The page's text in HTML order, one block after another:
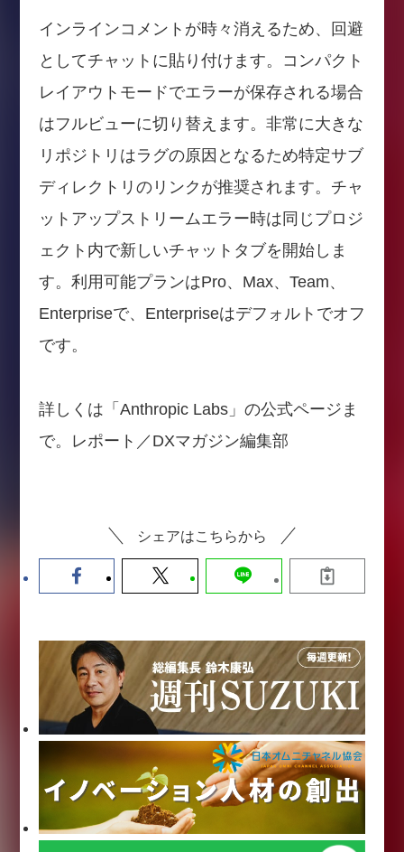
インラインコメントが時々消えるため、回避
としてチャットに貼り付けます。コンパクト
レイアウトモードでエラーが保存される場合
はフルビューに切り替えます。非常に大きな
リポジトリはラグの原因となるため特定サブ
ディレクトリのリンクが推奨されます。チャ
ットアップストリームエラー時は同じプロジ
ェクト内で新しいチャットタブを開始しま
す。利用可能プランはPro、Max、Team、
Enterpriseで、Enterpriseはデフォルトでオフ
です。
詳しくは「Anthropic Labs」の公式ページま
で。レポート／DXマガジン編集部
シェアはこちらから